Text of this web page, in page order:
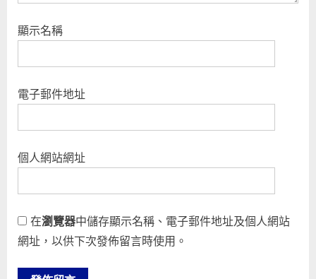
顯示名稱
電子郵件地址
個人網站網址
在瀏覽器中儲存顯示名稱、電子郵件地址及個人網站
網址，以供下次發佈留言時使用。